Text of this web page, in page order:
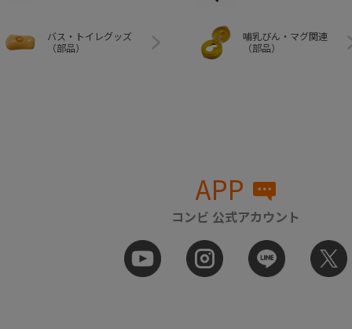
バス・トイレグッズ
（部品）
哺乳びん・マグ関連
（部品）
APP
コンビ 公式アカウント